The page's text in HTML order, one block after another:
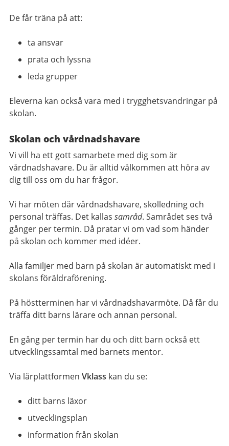
De får träna på att:
ta ansvar
prata och lyssna
leda grupper
Eleverna kan också vara med i trygghetsvandringar på
skolan.
Skolan och vårdnadshavare
Vi vill ha ett gott samarbete med dig som är
vårdnadshavare. Du är alltid välkommen att höra av
dig till oss om du har frågor.
Vi har möten där vårdnadshavare, skolledning och
personal träffas. Det kallas samråd. Samrådet ses två
gånger per termin. Då pratar vi om vad som händer
på skolan och kommer med idéer.
Alla familjer med barn på skolan är automatiskt med i
skolans föräldraförening.
På höstterminen har vi vårdnadshavarmöte. Då får du
träffa ditt barns lärare och annan personal.
En gång per termin har du och ditt barn också ett
utvecklingssamtal med barnets mentor.
Via lärplattformen Vklass kan du se:
ditt barns läxor
utvecklingsplan
information från skolan